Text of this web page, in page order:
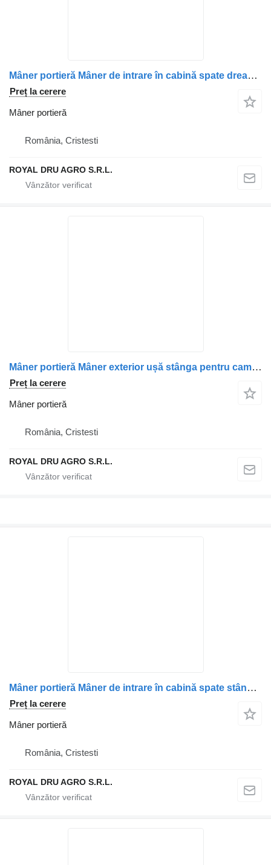
Mâner portieră Mâner de intrare în cabină spate dreapta pentru camion MAN (Coduri: 8197001-0585, 81970010585, 8197001-0527, 81970010527)
Preț la cerere
Mâner portieră
România, Cristesti
ROYAL DRU AGRO S.R.L.
Mâner portieră Mâner exterior ușă stânga pentru camion MAN 8162641
Preț la cerere
Mâner portieră
România, Cristesti
ROYAL DRU AGRO S.R.L.
Mâner portieră Mâner de intrare în cabină spate stânga pentru camion MAN (Coduri: 81970010588, 81970010526)
Preț la cerere
Mâner portieră
România, Cristesti
ROYAL DRU AGRO S.R.L.